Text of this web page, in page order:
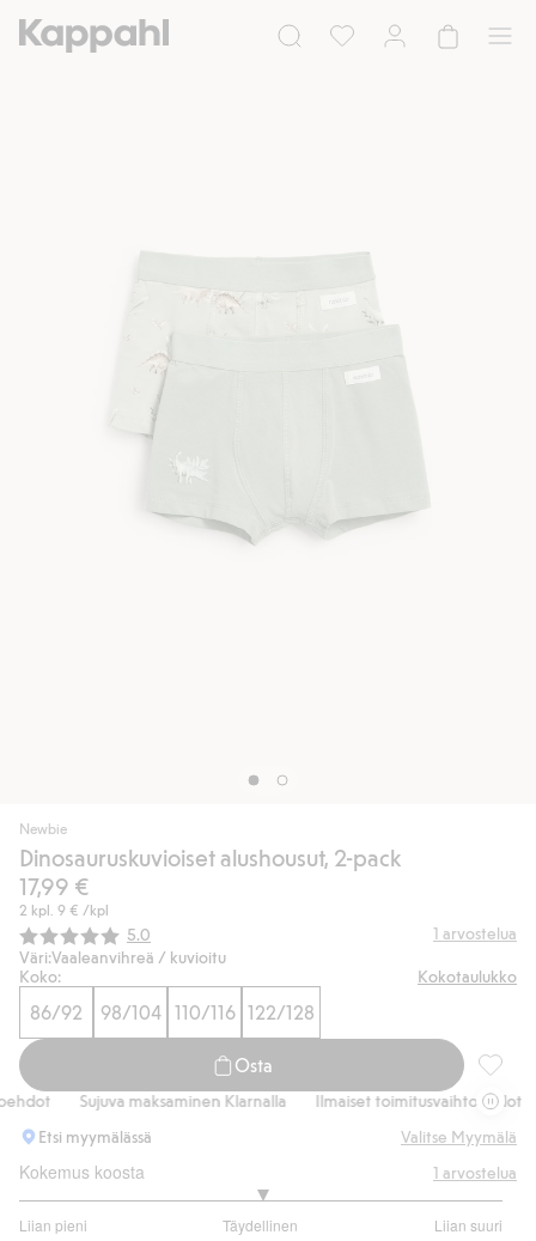
Newbie
Dinosauruskuvioiset alushousut, 2-pack
17,99 €
2 kpl. 9 € /kpl
Keskimääräinen luokitus:
5.0 1 arvostelua
Väri:Vaaleanvihreä / kuvioitu
Koko:
Kokotaulukko
86/92 98/104 110/116 122/128
Osta
Sujuva maksaminen Klarnalla
Ilmaiset toimitusvaihtoehdot
Etsi myymälässä
Valitse Myymälä
Kokemus koosta
Liian pieni Täydellinen Liian suuri
1 arvostelua